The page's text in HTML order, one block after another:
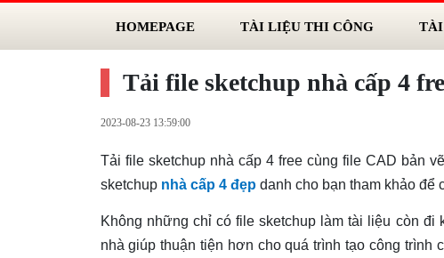
HOMEPAGE TÀI LIỆU THI CÔNG
Tải file sketchup nhà cấp 4
2023-08-23 13:59:00
Tải file sketchup nhà cấp 4 free cùng file CAD bản
sketchup nhà cấp 4 đẹpdanh cho bạn tham khảo để
Không những chỉ có file sketchup làm tài liệu còn đi
nhà giúp thuận tiện hơn cho quá trình tạo công